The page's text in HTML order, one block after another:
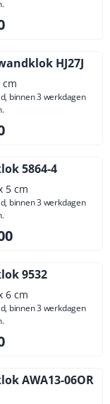
exclusief btw:
HJ27J
binnen 3 werkdagen
exclusief btw:
5864-4
5 cm
binnen 3 werkdagen
exclusief btw:
9532
6 cm
binnen 3 werkdagen
exclusief btw:
AWA13-06OR